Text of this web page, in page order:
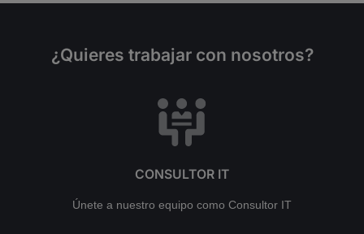
¿Quieres trabajar con nosotros?
CONSULTOR IT
Únete a nuestro equipo como Consultor IT